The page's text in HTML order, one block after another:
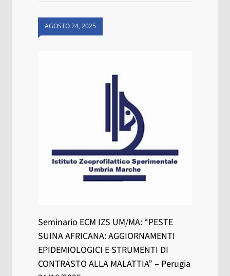
AGOSTO 24, 2025
Seminario ECM IZS UM/MA: “PESTE
SUINA AFRICANA: AGGIORNAMENTI
EPIDEMIOLOGICI E STRUMENTI DI
CONTRASTO ALLA MALATTIA” – Perugia